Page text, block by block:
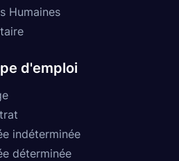
Humaines
d'emploi
indéterminée
déterminée